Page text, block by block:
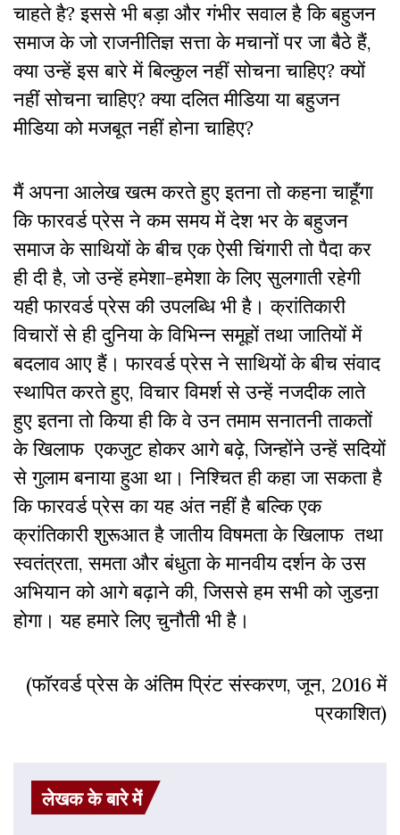
चाहते है? इससे भी बड़ा और गंभीर सवाल है कि बहुजन
समाज के जो राजनीतिज्ञ सत्ता के मचानों पर जा बैठे हैं,
क्या उन्हें इस बारे में बिल्कुल नहीं सोचना चाहिए? क्यों
नहीं सोचना चाहिए? क्या दलित मीडिया या बहुजन
मीडिया को मजबूत नहीं होना चाहिए?
मैं अपना आलेख खत्म करते हुए इतना तो कहना चाहूँगा
कि फारवर्ड प्रेस ने कम समय में देश भर के बहुजन
समाज के साथियों के बीच एक ऐसी चिंगारी तो पैदा कर
ही दी है, जो उन्हें हमेशा-हमेशा के लिए सुलगाती रहेगी
यही फारवर्ड प्रेस की उपलब्धि भी है। क्रांतिकारी
विचारों से ही दुनिया के विभिन्न समूहों तथा जातियों में
बदलाव आए हैं। फारवर्ड प्रेस ने साथियों के बीच संवाद
स्थापित करते हुए, विचार विमर्श से उन्हें नजदीक लाते
हुए इतना तो किया ही कि वे उन तमाम सनातनी ताकतों
के खिलाफ एकजुट होकर आगे बढ़े, जिन्होंने उन्हें सदियों
से गुलाम बनाया हुआ था। निश्चित ही कहा जा सकता है
कि फारवर्ड प्रेस का यह अंत नहीं है बल्कि एक
क्रांतिकारी शुरूआत है जातीय विषमता के खिलाफ तथा
स्वतंत्रता, समता और बंधुता के मानवीय दर्शन के उस
अभियान को आगे बढ़ाने की, जिससे हम सभी को जुडऩा
होगा। यह हमारे लिए चुनौती भी है।
(फॉरवर्ड प्रेस के अंतिम प्रिंट संस्करण, जून, 2016 में
प्रकाशित)
लेखक के बारे में